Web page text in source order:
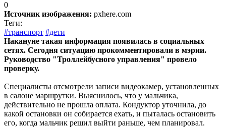
0
Источник изображения: pxhere.com
Теги:
#транспорт #дети
Накануне такая информация появилась в социальных
сетях. Сегодня ситуацию прокомментировали в мэрии.
Руководство "Троллейбусного управления" провело
проверку.
Специалисты отсмотрели записи видеокамер, установленных
в салоне маршрутки. Выяснилось, что у мальчика,
действительно не прошла оплата. Кондуктор уточнила, до
какой остановки он собирается ехать, и пыталась остановить
его, когда мальчик решил выйти раньше, чем планировал.